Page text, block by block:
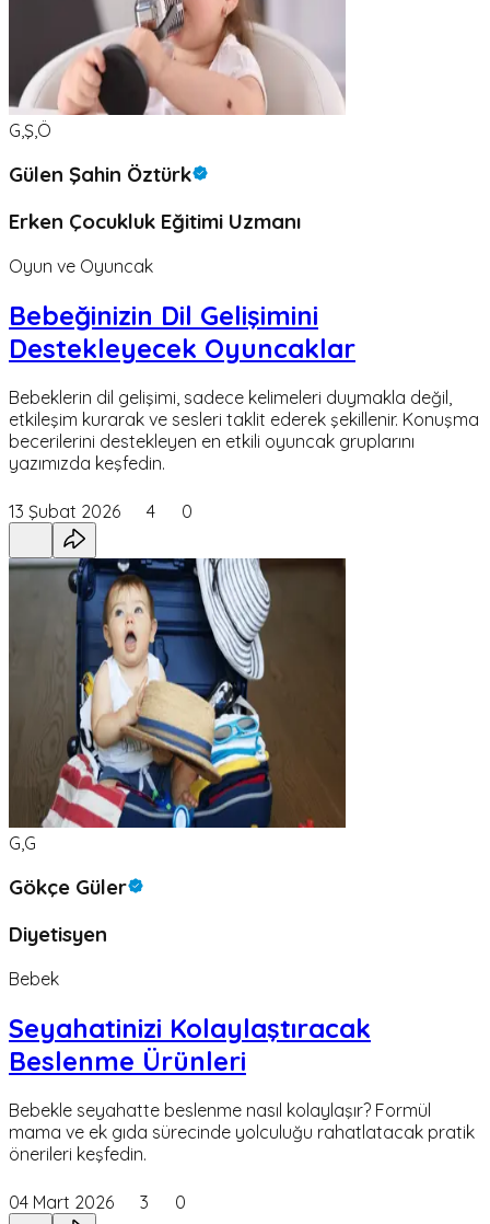
G,Ş,Ö
Gülen Şahin Öztürk
Erken Çocukluk Eğitimi Uzmanı
Oyun ve Oyuncak
Bebeğinizin Dil Gelişimini
Destekleyecek Oyuncaklar
Bebeklerin dil gelişimi, sadece kelimeleri duymakla değil,
etkileşim kurarak ve sesleri taklit ederek şekillenir. Konuşma
becerilerini destekleyen en etkili oyuncak gruplarını
yazımızda keşfedin.
13 Şubat 2026 4 0
G,G
Gökçe Güler
Diyetisyen
Bebek
Seyahatinizi Kolaylaştıracak
Beslenme Ürünleri
Bebekle seyahatte beslenme nasıl kolaylaşır? Formül
mama ve ek gıda sürecinde yolculuğu rahatlatacak pratik
önerileri keşfedin.
04 Mart 2026 3 0